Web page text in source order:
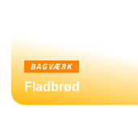
BAGVÆRK
Fladbrød